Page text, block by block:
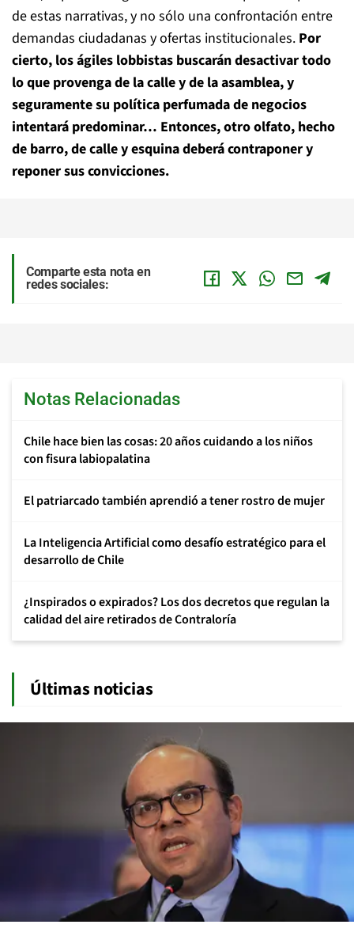
de estas narrativas, y no sólo una confrontación entre
demandas ciudadanas y ofertas institucionales. Por
cierto, los ágiles lobbistas buscarán desactivar todo
lo que provenga de la calle y de la asamblea, y
seguramente su política perfumada de negocios
intentará predominar… Entonces, otro olfato, hecho
de barro, de calle y esquina deberá contraponer y
reponer sus convicciones.
Comparte esta nota en
redes sociales:
Notas Relacionadas
Chile hace bien las cosas: 20 años cuidando a los niños
con fisura labiopalatina
El patriarcado también aprendió a tener rostro de mujer
La Inteligencia Artificial como desafío estratégico para el
desarrollo de Chile
¿Inspirados o expirados? Los dos decretos que regulan la
calidad del aire retirados de Contraloría
Últimas noticias